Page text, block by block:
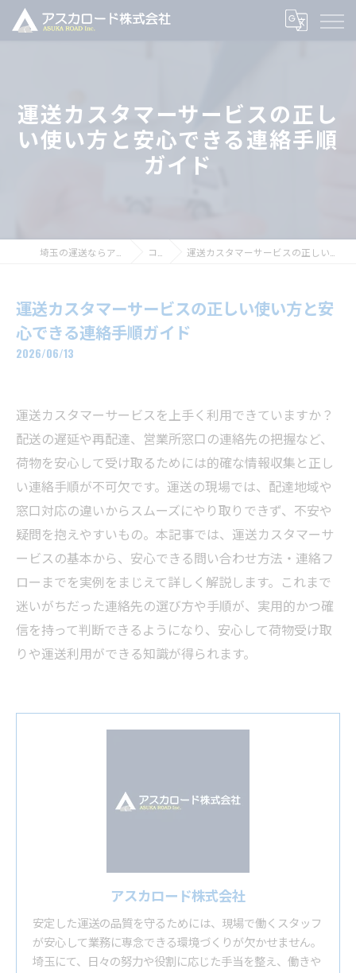
運送カスタマーサービスの正し
い使い方と安心できる連絡手順
ガイド
コラム 運送カスタマーサービスの正しい使い方と安心できる連絡手順ガイド
運送カスタマーサービスの正しい使い方と安
心できる連絡手順ガイド
2026/06/13
運送カスタマーサービスを上手く利用できていますか？
配送の遅延や再配達、営業所窓口の連絡先の把握など、
荷物を安心して受け取るためには的確な情報収集と正し
い連絡手順が不可欠です。運送の現場では、配達地域や
窓口対応の違いからスムーズにやり取りできず、不安や
疑問を抱えやすいもの。本記事では、運送カスタマーサ
ービスの基本から、安心できる問い合わせ方法・連絡フ
ローまでを実例をまじえて詳しく解説します。これまで
迷いがちだった連絡先の選び方や手順が、実用的かつ確
信を持って判断できるようになり、安心して荷物受け取
りや運送利用ができる知識が得られます。
アスカロード株式会社
安定した運送の品質を守るためには、現場で働くスタッフ
が安心して業務に専念できる環境づくりが欠かせません。
埼玉にて、日々の努力や役割に応じた手当を整え、働きや